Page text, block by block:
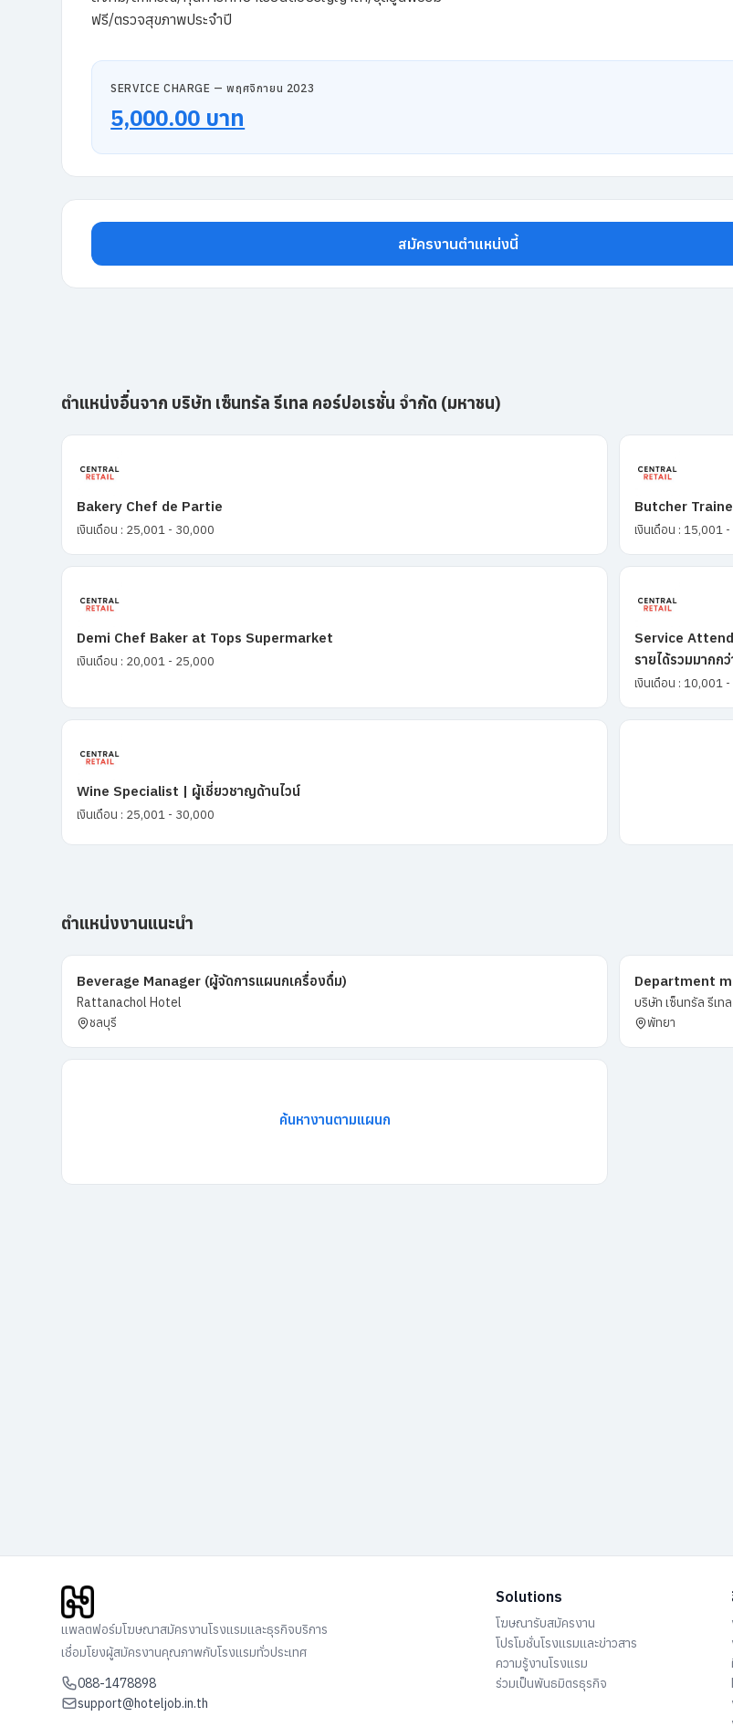
ฟรี/ตรวจสุขภาพประจำปี
SERVICE CHARGE — พฤศจิกายน 2023
5,000.00 บาท
สมัครงานตำแหน่งนี้
ตำแหน่งอื่นจาก บริษัท เซ็นทรัล รีเทล คอร์ปอเรชั่น จำกัด (มหาชน)
Bakery Chef de Partie
เงินเดือน : 25,001 - 30,000
Butcher
เงินเดือน : 15,001
Demi Chef Baker at Tops Supermarket
เงินเดือน : 20,001 - 25,000
Service
รายได้รวมมากก
เงินเดือน : 10,001
Wine Specialist | ผู้เชี่ยวชาญด้านไวน์
เงินเดือน : 25,001 - 30,000
ตำแหน่งงานแนะนำ
Beverage Manager (ผู้จัดการแผนกเครื่องดื่ม)
Rattanachol Hotel
ชลบุรี
Department
บริษัท เซ็นทรัล รีเท
พัทยา
ค้นหางานตามแผนก
แพลตฟอร์มโฆษณาสมัครงานโรงแรมและธุรกิจบริการ
เชื่อมโยงผู้สมัครงานคุณภาพกับโรงแรมทั่วประเทศ
088-1478898
support@hoteljob.in.th
Solutions
โฆษณารับสมัครงาน
โปรโมชั่นโรงแรมและข่าวสาร
ความรู้งานโรงแรม
ร่วมเป็นพันธมิตรธุรกิจ